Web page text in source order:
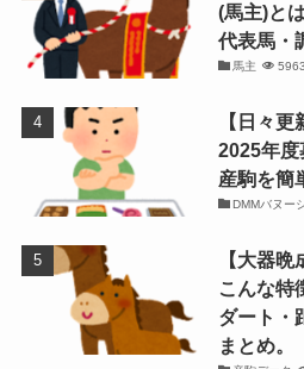
(馬主)と
代表馬・
馬主 5963
【日々更
2025年度
産駒を簡
DMMバヌー
【大器
こんな特
ダート・
まとめ。